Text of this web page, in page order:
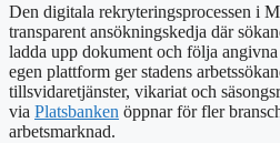
Den digitala rekryteringsprocessen i
transparent ansökningskedja där
ladda upp dokument och följa
egen plattform ger stadens
tillsvidaretjänster, vikariat och
via Platsbanken öppnar för fler
arbetsmarknad.